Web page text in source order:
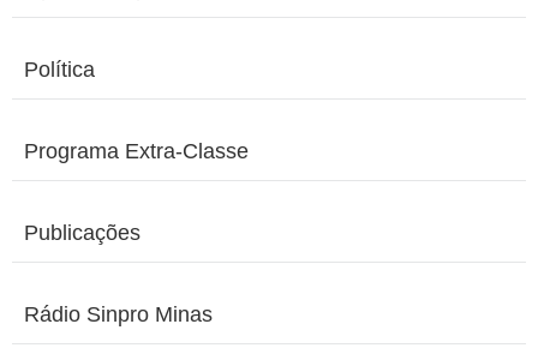
Política
Programa Extra-Classe
Publicações
Rádio Sinpro Minas